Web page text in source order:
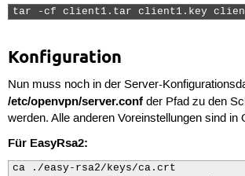
tar -cf client1.tar client1.key
Konfiguration
Nun muss noch in der Server-
/etc/openvpn/server.confder Pfad zu den
werden. Alle anderen Voreinstellungen sind in
Für EasyRsa2:
ca ./easy-rsa2/keys/ca.crt